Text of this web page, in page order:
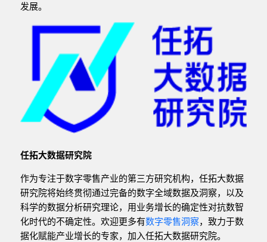
发展。
任拓大数据研究院
作为专注于数字零售产业的第三方研究机构，任拓大数据
研究院将始终贯彻通过完备的数字全域数据及洞察，以及
科学的数据分析研究理论，用业务增长的确定性对抗数智
化时代的不确定性。欢迎更多有数字零售洞察，致力于数
据化赋能产业增长的专家，加入任拓大数据研究院。